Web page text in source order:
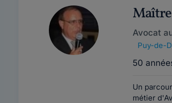
Avocat
Puy-de-
50
Un
métier